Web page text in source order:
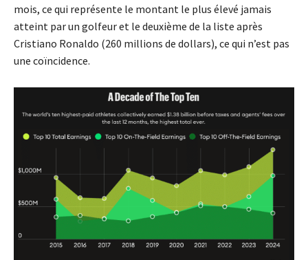
mois, ce qui représente le montant le plus élevé jamais
atteint par un golfeur et le deuxième de la liste après
Cristiano Ronaldo (260 millions de dollars), ce qui n’est pas
une coïncidence.